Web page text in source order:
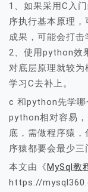
1、如果采用C入
序执行基本原理
成果，可能会打击
2、使用python效
对底层原理就较
学习C去补上。
c 和python先学哪
python相对容易
底，需做程序猿
序猿都要会最少三
本文由《MySql教
https://